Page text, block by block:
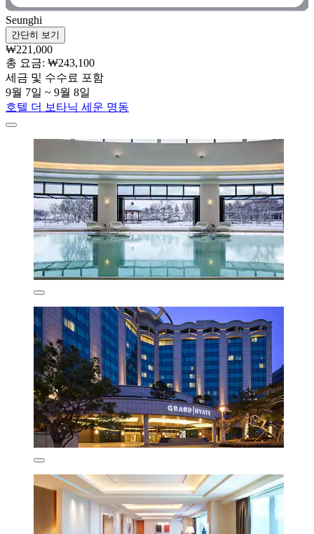
Seunghi
간단히 보기
₩221,000
총 요금: ₩243,100
세금 및 수수료 포함
9월 7일 ~ 9월 8일
호텔 더 보타닉 세운 명동